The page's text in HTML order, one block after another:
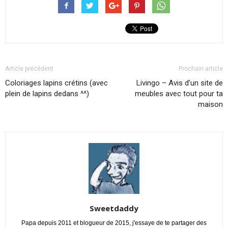
Article précédent
Coloriages lapins crétins (avec
plein de lapins dedans ^^)
Prochain article
Livingo – Avis d’un site de
meubles avec tout pour ta
maison
Sweetdaddy
Papa depuis 2011 et blogueur de 2015, j'essaye de te partager des